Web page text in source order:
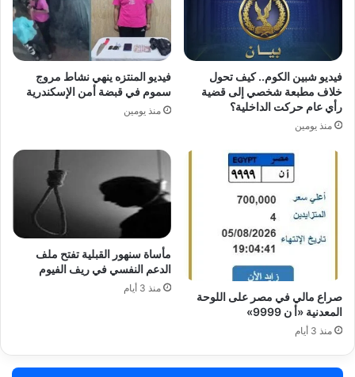
فيديو شبين الكوم.. كيف تحول
خلاف مطبعة شخصي إلى قضية
رأي عام حركت الداخلية؟
منذ يومين
فيديو المنتزه ينهي نشاط مروج
سموم في قبضة أمن الإسكندرية
منذ يومين
صراع مالي في مصر على اللوحة
المعدنية «أ ن 9999»
منذ 3 أيام
مأساة سنهور القبلية تفتح ملف
الدعم النفسي في ريف الفيوم
منذ 3 أيام